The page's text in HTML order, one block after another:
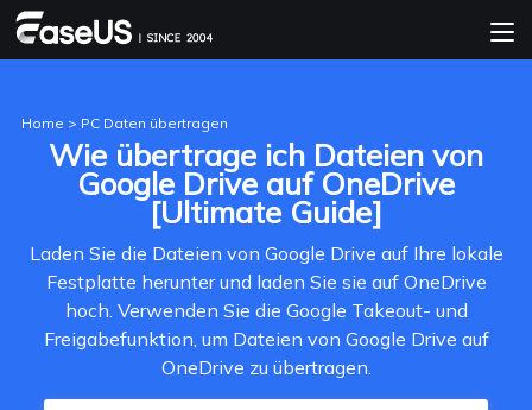
Home > PC Daten übertragen
Wie übertrage ich Dateien von
Google Drive auf OneDrive
[Ultimate Guide]
Laden Sie die Dateien von Google Drive auf Ihre lokale
Festplatte herunter und laden Sie sie auf OneDrive
hoch. Verwenden Sie die Google Takeout- und
Freigabefunktion, um Dateien von Google Drive auf
OneDrive zu übertragen.